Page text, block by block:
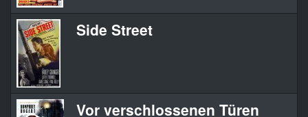
Side Street
Vor verschlossenen Türen